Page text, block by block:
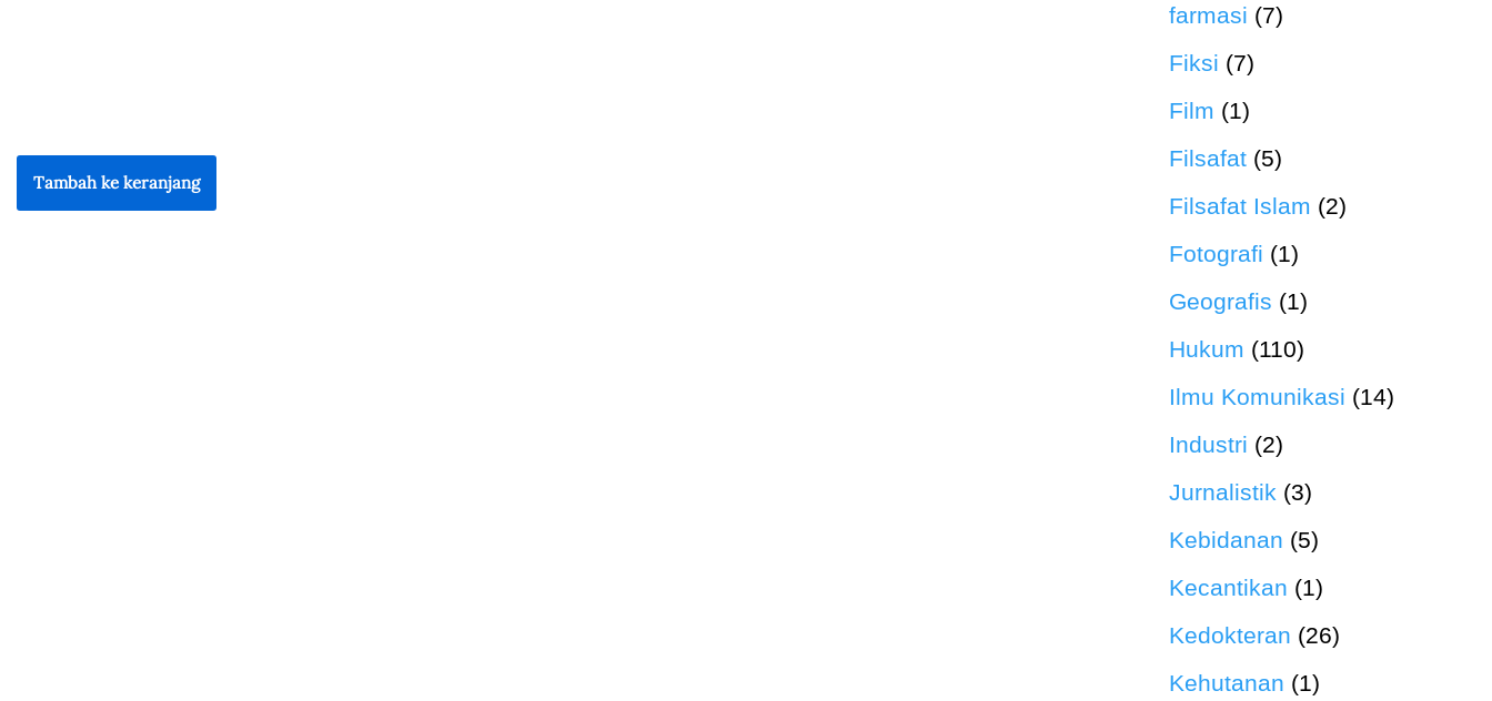
Tambah ke keranjang
farmasi (7)
Fiksi (7)
Film (1)
Filsafat (5)
Filsafat Islam (2)
Fotografi (1)
Geografis (1)
Hukum (110)
Ilmu Komunikasi (14)
Industri (2)
Jurnalistik (3)
Kebidanan (5)
Kecantikan (1)
Kedokteran (26)
Kehutanan (1)